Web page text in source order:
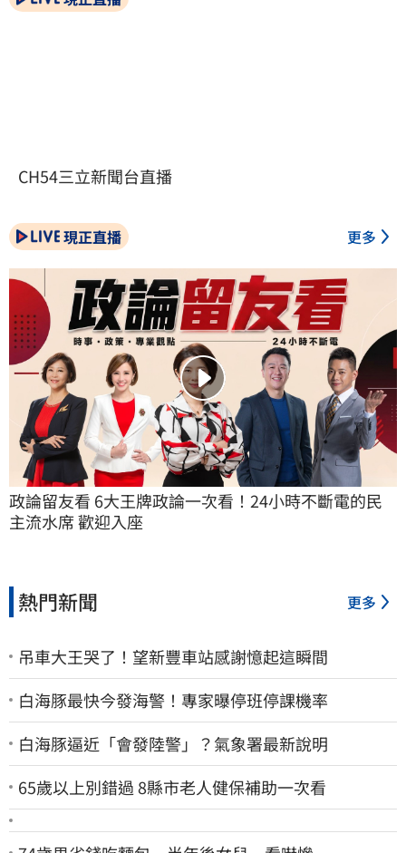
CH54三立新聞台直播
現正直播 更多
政論留友看 6大王牌政論一次看！24小時不斷電的民
主流水席 歡迎入座
熱門新聞 更多
吊車大王哭了！望新豐車站感謝憶起這瞬間
白海豚最快今發海警！專家曝停班停課機率
白海豚逼近「會發陸警」？氣象署最新說明
65歲以上別錯過 8縣市老人健保補助一次看